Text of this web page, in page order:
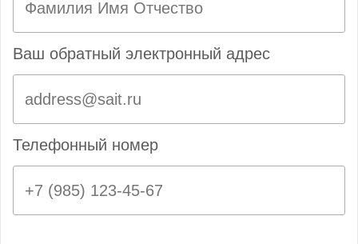
Ваш обратный электронный адрес
Телефонный номер